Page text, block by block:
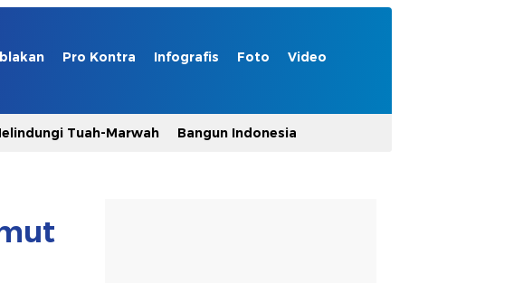
Pro Kontra Infografis Foto Video
Tuah-Marwah Bangun Indonesia